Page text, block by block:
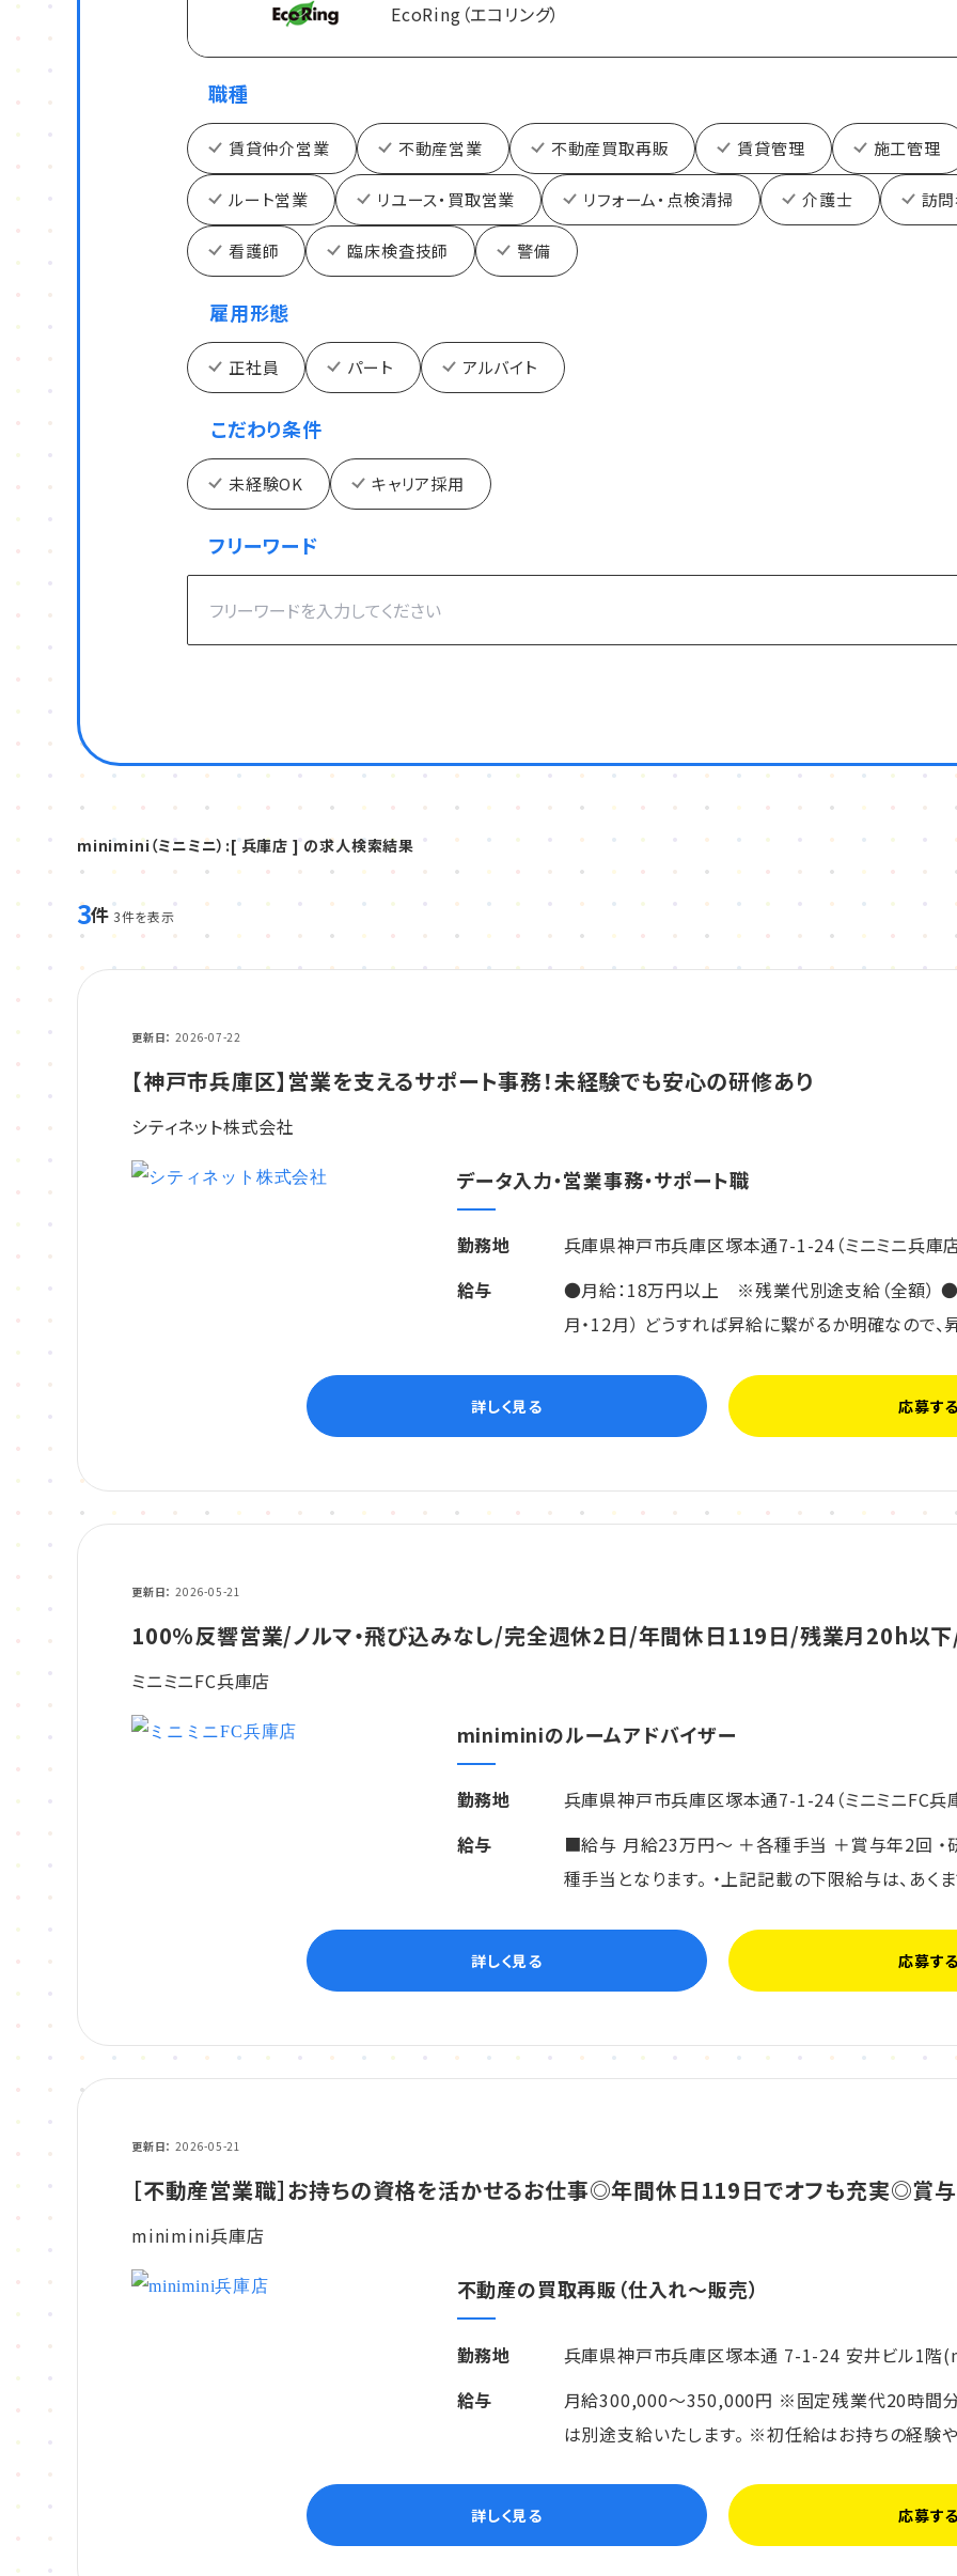
EcoRing（エコリング）
職種
賃貸仲介営業 不動産営業 不動産買取再販 賃貸管理 施工管理
ルート営業 リユース・買取営業 リフォーム・点検清掃 介護士 訪
看護師 臨床検査技師 警備
雇用形態
正社員 パート アルバイト
こだわり条件
未経験OK キャリア採用
フリーワード
minimini（ミニミニ）:[ 兵庫店 ] の求人検索結果
3件 3件を表示
更新日 2026-07-22
【神戸市兵庫区】営業を支えるサポート事務！未経験でも安心の研修あり
シティネット株式会社
データ入力・営業事務・サポート職
勤務地
兵庫県神戸市兵庫区塚本通7-1-24（ミニミニ兵庫
給与
●月給：18万円以上 ※残業代別途支給（全額） ●
月・12月） どうすれば昇給に繋がるか明確なので
詳しく見る 応募す
更新日 2026-05-21
100%反響営業/ノルマ・飛び込みなし/完全週休2日/年間休日119日/残業月20h以
ミニミニFC兵庫店
miniminiのルームアドバイザー
勤務地
兵庫県神戸市兵庫区塚本通7-1-24（ミニミニFC兵
給与
■給与 月給23万円～ ＋各種手当 ＋賞与年2回 ・
種手当となります。 ・上記記載の下限給与は、あ
詳しく見る 応募す
更新日 2026-05-21
［不動産営業職］お持ちの資格を活かせるお仕事◎年間休日119日でオフも充実◎賞
minimini兵庫店
不動産の買取再販（仕入れ～販売）
勤務地
兵庫県神戸市兵庫区塚本通 7-1-24 安井ビル1
給与
月給300,000～350,000円 ※固定残業代20時
は別途支給いたします。 ※初任給はお持ちの経験
詳しく見る 応募す